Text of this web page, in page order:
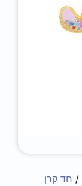
/ חד קרן